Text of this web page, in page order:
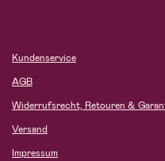
Kundenservice
AGB
Widerrufsrecht, Retouren &
Versand
Impressum